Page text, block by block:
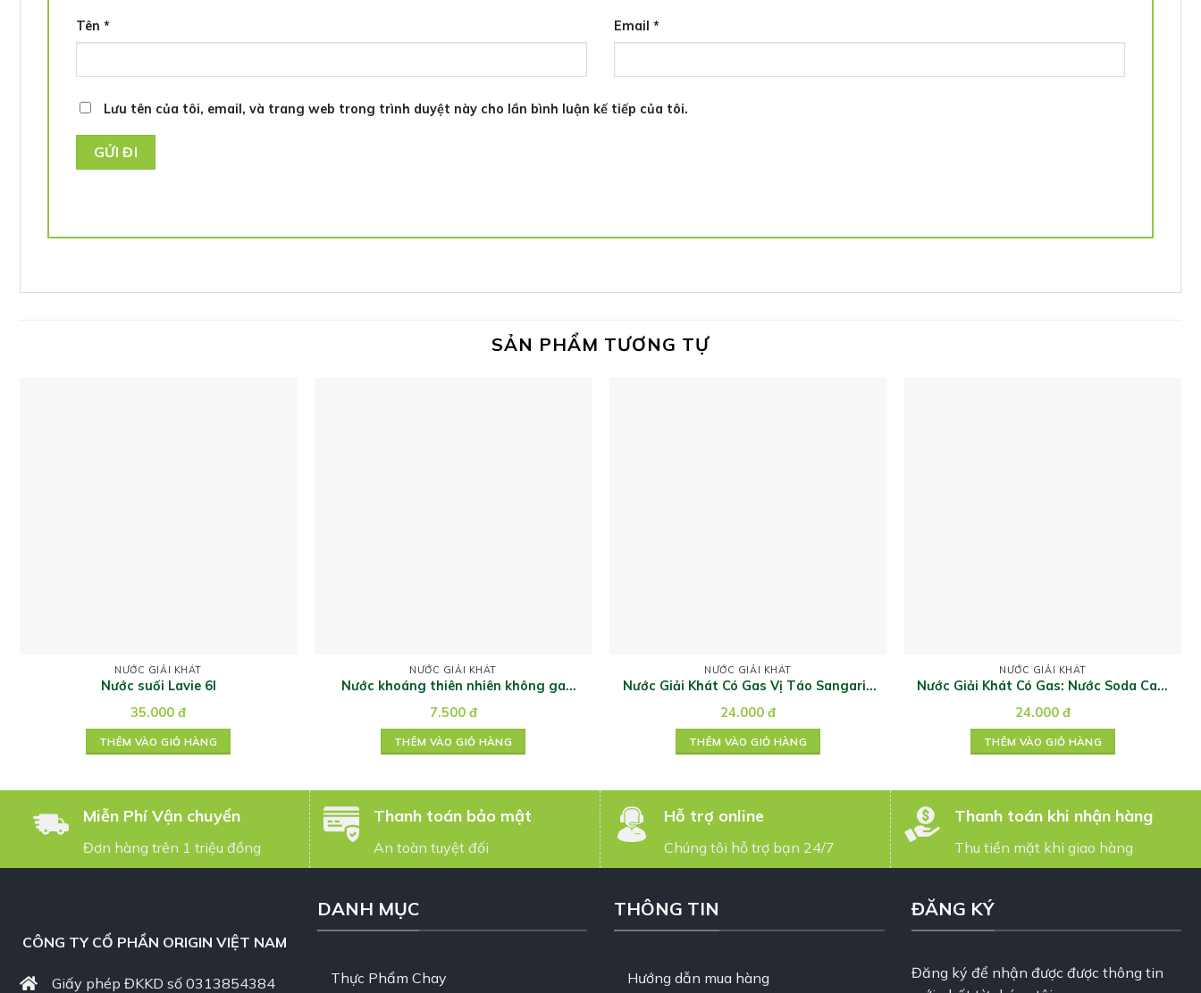
Tên * Email *
Lưu tên của tôi, email, và trang web trong trình duyệt này cho lần bình luận kế tiếp của tôi.
SẢN PHẨM TƯƠNG TỰ
NƯỚC GIẢI KHÁT
Nước suối Lavie 6l
35.000 đ
THÊM VÀO GIỎ HÀNG
NƯỚC GIẢI KHÁT
Nước khoáng thiên nhiên không ga
7.500 đ
THÊM VÀO GIỎ HÀNG
NƯỚC GIẢI KHÁT
Nước Giải Khát Có Gas Vị Táo Sangaria
24.000 đ
THÊM VÀO GIỎ HÀNG
NƯỚC GIẢI KHÁT
Nước Giải Khát Có Gas: Nước Soda Cam
24.000 đ
THÊM VÀO GIỎ HÀNG
Miễn Phí Vận chuyển
Đơn hàng trên 1 triệu đồng
Thanh toán bảo mật
An toàn tuyệt đối
Hỗ trợ online
Chúng tôi hỗ trợ bạn 24/7
Thanh toán khi nhận hàng
Thu tiền mặt khi giao hàng
CÔNG TY CỔ PHẦN ORIGIN VIỆT NAM
Giấy phép ĐKKD số 0313854384
DANH MỤC
Thực Phẩm Chay
THÔNG TIN
Hướng dẫn mua hàng
ĐĂNG KÝ
Đăng ký để nhận được được thông tin